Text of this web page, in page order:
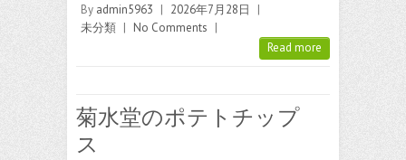
By admin5963 | 2026年7月28日
|
未分類 | No Comments |
Read more
菊水堂のポテトチップ
ス